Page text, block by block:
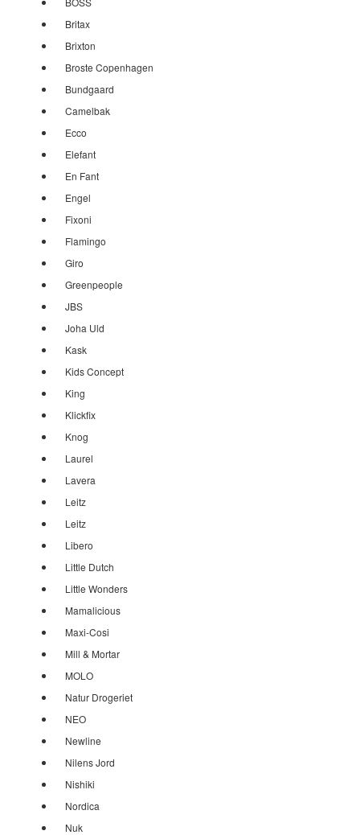
Britax
Brixton
Broste Copenhagen
Bundgaard
Camelbak
Ecco
Elefant
En Fant
Engel
Fixoni
Flamingo
Giro
Greenpeople
JBS
Joha Uld
Kask
Kids Concept
King
Klickfix
Knog
Laurel
Lavera
Leitz
Leitz
Libero
Little Dutch
Little Wonders
Mamalicious
Maxi-Cosi
Mill & Mortar
MOLO
Natur Drogeriet
NEO
Newline
Nilens Jord
Nishiki
Nordica
Nuk